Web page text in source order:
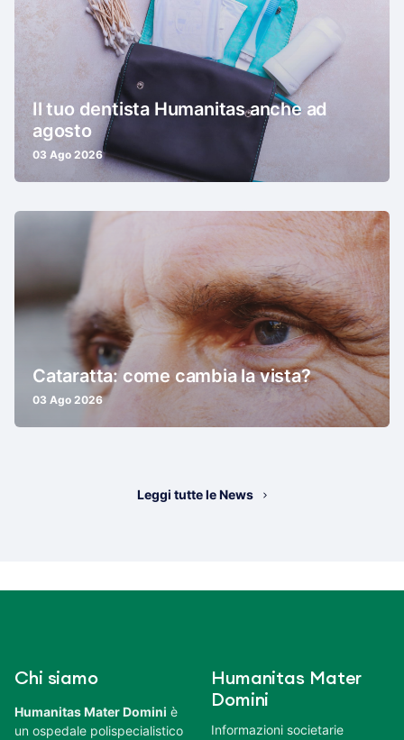
Il tuo dentista Humanitas anche ad
agosto
03 Ago 2026
Cataratta: come cambia la vista?
03 Ago 2026
Leggi tutte le News
Chi siamo
Humanitas Mater Domini è
un ospedale polispecialistico
Humanitas Mater
Domini
Informazioni societarie